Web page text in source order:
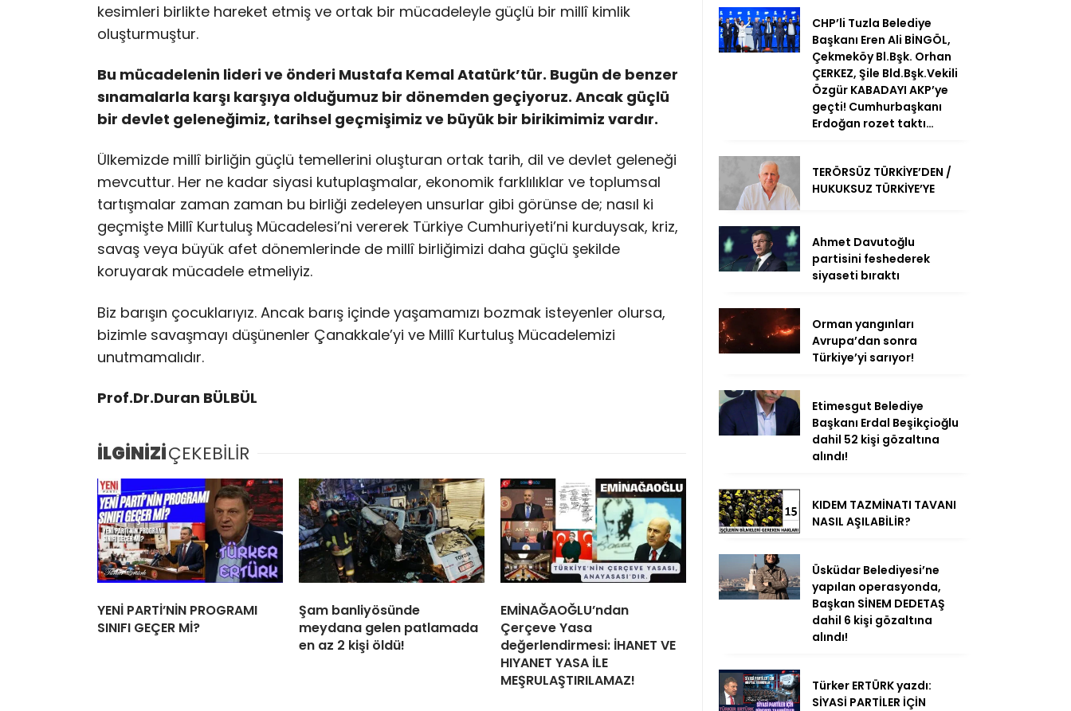
kesimleri birlikte hareket etmiş ve ortak bir mücadeleyle güçlü bir millî kimlik
oluşturmuştur.
Bu mücadelenin lideri ve önderi Mustafa Kemal Atatürk’tür. Bugün de benzer
sınamalarla karşı karşıya olduğumuz bir dönemden geçiyoruz. Ancak güçlü
bir devlet geleneğimiz, tarihsel geçmişimiz ve büyük bir birikimimiz vardır.
Ülkemizde millî birliğin güçlü temellerini oluşturan ortak tarih, dil ve devlet geleneği
mevcuttur. Her ne kadar siyasi kutuplaşmalar, ekonomik farklılıklar ve toplumsal
tartışmalar zaman zaman bu birliği zedeleyen unsurlar gibi görünse de; nasıl ki
geçmişte Millî Kurtuluş Mücadelesi’ni vererek Türkiye Cumhuriyeti’ni kurduysak, kriz,
savaş veya büyük afet dönemlerinde de millî birliğimizi daha güçlü şekilde
koruyarak mücadele etmeliyiz.
Biz barışın çocuklarıyız. Ancak barış içinde yaşamamızı bozmak isteyenler olursa,
bizimle savaşmayı düşünenler Çanakkale’yi ve Millî Kurtuluş Mücadelemizi
unutmamalıdır.
Prof.Dr.Duran BÜLBÜL
İLGİNİZİÇEKEBİLİR
YENİ PARTİ’NİN PROGRAMI
SINIFI GEÇER Mİ?
Şam banliyösünde
meydana gelen patlamada
en az 2 kişi öldü!
EMİNAĞAOĞLU’ndan
Çerçeve Yasa
değerlendirmesi: İHANET VE
HIYANET YASA İLE
MEŞRULAŞTIRILAMAZ!
CHP’li Tuzla Belediye
Başkanı Eren Ali BİNGÖL,
Çekmeköy Bl.Bşk. Orhan
ÇERKEZ, Şile Bld.Bşk.Vekili
Özgür KABADAYI AKP’ye
geçti! Cumhurbaşkanı
Erdoğan rozet taktı…
TERÖRSÜZ TÜRKİYE’DEN /
HUKUKSUZ TÜRKİYE’YE
Ahmet Davutoğlu
partisini feshederek
siyaseti bıraktı
Orman yangınları
Avrupa’dan sonra
Türkiye’yi sarıyor!
Etimesgut Belediye
Başkanı Erdal Beşikçioğlu
dahil 52 kişi gözaltına
alındı!
KIDEM TAZMİNATI TAVANI
NASIL AŞILABİLİR?
Üsküdar Belediyesi’ne
yapılan operasyonda,
Başkan SİNEM DEDETAŞ
dahil 6 kişi gözaltına
alındı!
Türker ERTÜRK yazdı:
SİYASİ PARTİLER İÇİN